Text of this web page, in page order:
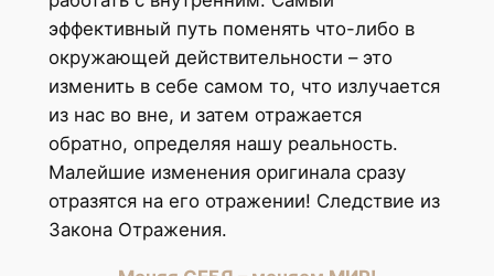
эффективный путь поменять что-либо в
окружающей действительности – это
изменить в себе самом то, что излучается
из нас во вне, и затем отражается
обратно, определяя нашу реальность.
Малейшие изменения оригинала сразу
отразятся на его отражении! Следствие из
Закона Отражения.